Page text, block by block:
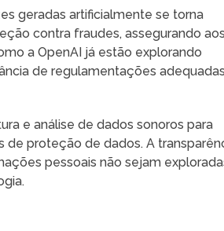
geradas artificialmente se torna
contra fraudes, assegurando
a OpenAI já estão explorando
de regulamentações
e análise de dados sonoros para
de proteção de dados. A
pessoais não sejam